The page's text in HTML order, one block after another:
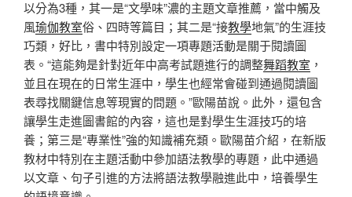
以分為3種，其一是“文學味”濃的主題文章推薦，當中觸及
風瑜伽教室俗、四時等篇目；其二是“接教學地氣”的生涯技
巧類，好比，書中特別設定一項專題活動是關于閱讀圖
表。“這能夠是針對近年中高考試題進行的調整舞蹈教室 ，
並且在現在的日常生涯中，學生也經常會碰到通過閱讀圖
表尋找關鍵信息等現實的問題。”歐陽苗說。此外，還包含
讓學生走進圖書館的內容，這也是對學生生涯技巧的培
養；第三是“專業性”強的知識補充類。歐陽苗介紹，在新版
教材中特別在主題活動中參加語法教學的專題，此中通過
以文章、句子引進的方法將語法教學融進此中，培養學生